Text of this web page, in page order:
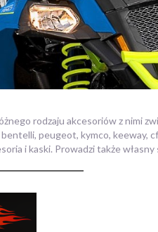
rodzaju akcesoriów z nimi
peugeot, kymco, keeway,
i kaski. Prowadzi także